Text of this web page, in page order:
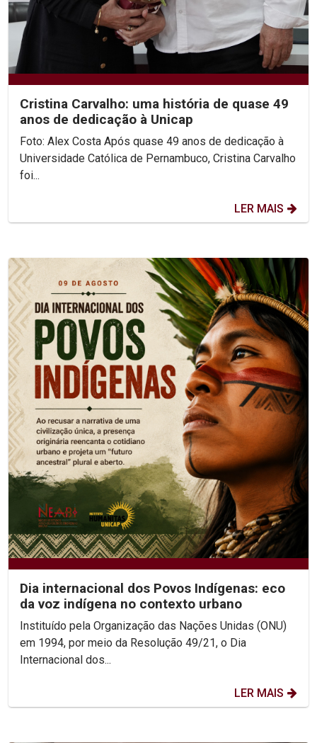
Cristina Carvalho: uma história de quase 49
anos de dedicação à Unicap
Foto: Alex Costa Após quase 49 anos de dedicação à
Universidade Católica de Pernambuco, Cristina Carvalho
foi...
LER MAIS
Dia internacional dos Povos Indígenas: eco
da voz indígena no contexto urbano
Instituído pela Organização das Nações Unidas (ONU)
em 1994, por meio da Resolução 49/21, o Dia
Internacional dos...
LER MAIS